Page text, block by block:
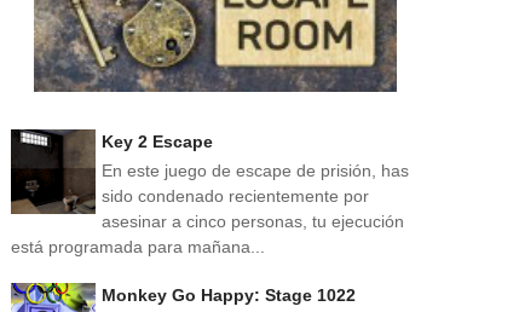
Key 2 Escape
En este juego de escape de prisión, has
sido condenado recientemente por
asesinar a cinco personas, tu ejecución
está programada para mañana...
Monkey Go Happy: Stage 1022